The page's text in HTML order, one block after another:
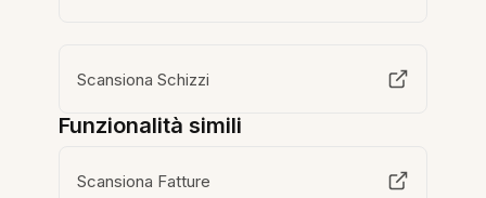
Scansiona Schizzi
Funzionalità simili
Scansiona Fatture